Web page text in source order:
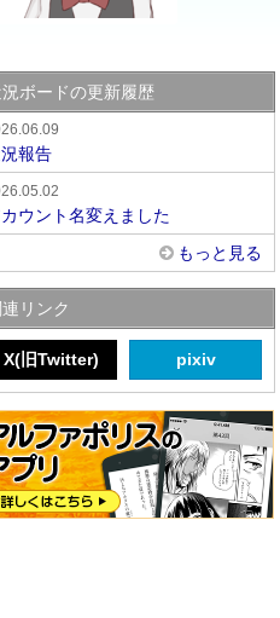
ボードの更新履歴
報告
ウント名変えました
もっと見る
リンク
X(旧Twitter) pixiv